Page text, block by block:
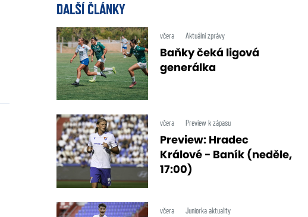
DALŠÍ ČLÁNKY
včera Aktuální zprávy
Baňky čeká ligová
generálka
včera Preview k zápasu
Preview: Hradec
Králové - Baník (neděle,
17:00)
včera Juniorka aktuality